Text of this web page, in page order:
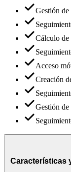
Gestión
Cálculo de
Acceso
Creación
Gestión de
Características